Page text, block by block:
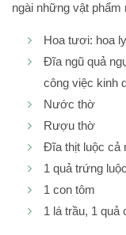
ngài những vật phẩm
Hoa tươi: hoa
Đĩa ngũ quả
công việc kinh
Nước thờ
Rượu thờ
Đĩa thịt luộc cả
1 quả trứng luộc
1 con tôm
1 lá trầu, 1 quả